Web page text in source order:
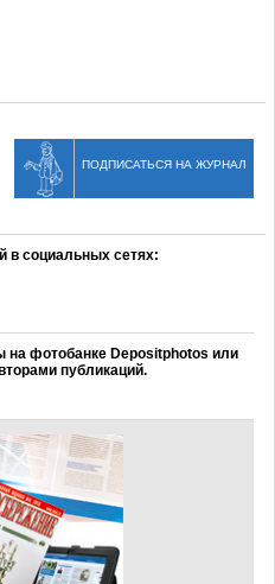
ПОДПИСАТЬСЯ НА ЖУРНАЛ
в социальных сетях:
фотобанке Depositphotos или
публикаций.